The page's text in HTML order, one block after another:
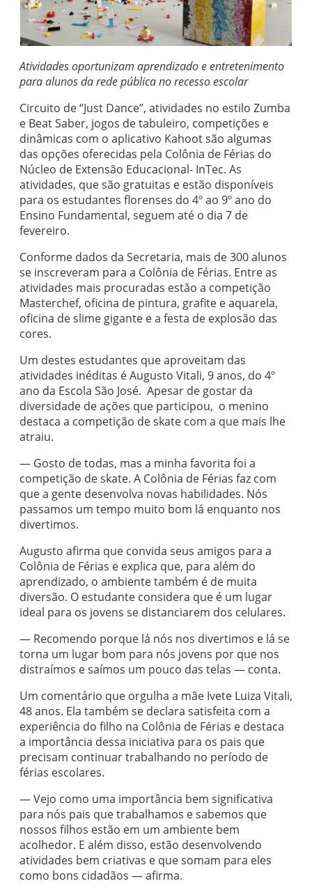
Atividades oportunizam aprendizado e entretenimento
para alunos da rede pública no recesso escolar
Circuito de “Just Dance”, atividades no estilo Zumba
e Beat Saber, jogos de tabuleiro, competições e
dinâmicas com o aplicativo Kahoot são algumas
das opções oferecidas pela Colônia de Férias do
Núcleo de Extensão Educacional- InTec. As
atividades, que são gratuitas e estão disponíveis
para os estudantes florenses do 4º ao 9º ano do
Ensino Fundamental, seguem até o dia 7 de
fevereiro.
Conforme dados da Secretaria, mais de 300 alunos
se inscreveram para a Colônia de Férias. Entre as
atividades mais procuradas estão a competição
Masterchef, oficina de pintura, grafite e aquarela,
oficina de slime gigante e a festa de explosão das
cores.
Um destes estudantes que aproveitam das
atividades inéditas é Augusto Vitali, 9 anos, do 4º
ano da Escola São José. Apesar de gostar da
diversidade de ações que participou, o menino
destaca a competição de skate com a que mais lhe
atraiu.
— Gosto de todas, mas a minha favorita foi a
competição de skate. A Colônia de Férias faz com
que a gente desenvolva novas habilidades. Nós
passamos um tempo muito bom lá enquanto nos
divertimos.
Augusto afirma que convida seus amigos para a
Colônia de Férias e explica que, para além do
aprendizado, o ambiente também é de muita
diversão. O estudante considera que é um lugar
ideal para os jovens se distanciarem dos celulares.
— Recomendo porque lá nós nos divertimos e lá se
torna um lugar bom para nós jovens por que nos
distraímos e saímos um pouco das telas — conta.
Um comentário que orgulha a mãe Ivete Luiza Vitali,
48 anos. Ela também se declara satisfeita com a
experiência do filho na Colônia de Férias e destaca
a importância dessa iniciativa para os pais que
precisam continuar trabalhando no período de
férias escolares.
— Vejo como uma importância bem significativa
para nós pais que trabalhamos e sabemos que
nossos filhos estão em um ambiente bem
acolhedor. E além disso, estão desenvolvendo
atividades bem criativas e que somam para eles
como bons cidadãos — afirma.